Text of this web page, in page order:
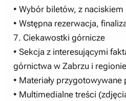
• Wybór biletów, z naciskiem
• Wstępna rezerwacja,
7. Ciekawostki górnicze
• Sekcja z interesującymi
górnictwa w Zabrzu i
• Materiały przygotowywane
• Multimedialne treści